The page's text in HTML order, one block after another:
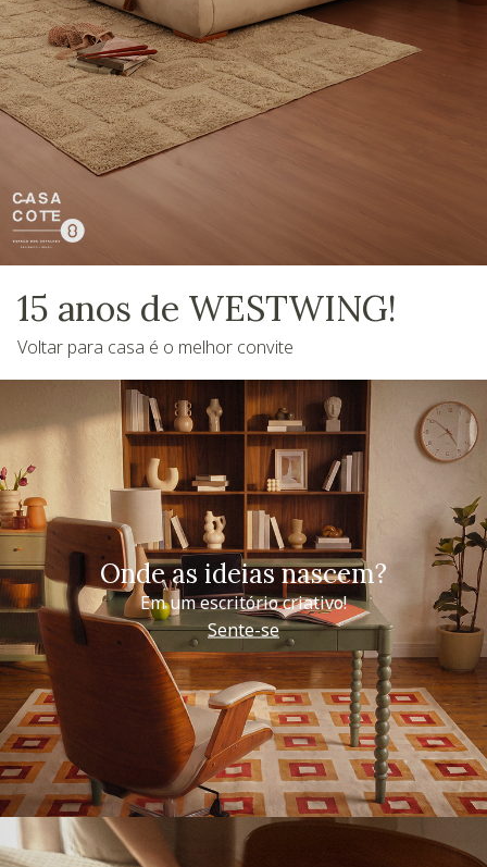
15 anos de WESTWING!
Voltar para casa é o melhor convite
Onde as ideias nascem?
Em um escritório criativo!
Sente-se